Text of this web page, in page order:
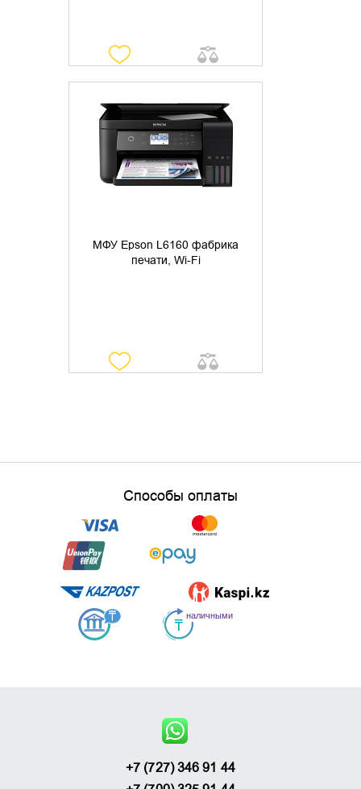
МФУ Epson L6160 фабрика
печати, Wi-Fi
УТОЧНИТЬ НАЛИЧИЕ
Способы оплаты
+7 (727) 346 91 44